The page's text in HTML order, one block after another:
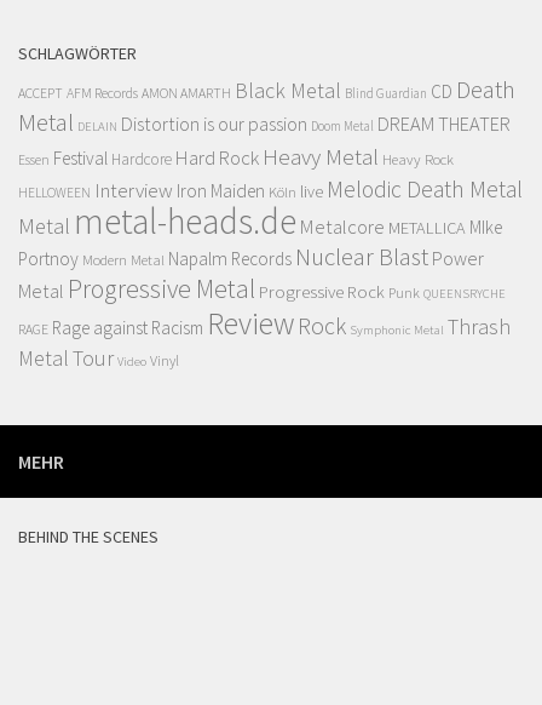
SCHLAGWÖRTER
ACCEPT AFM Records AMON AMARTH Black Metal Blind Guardian CD Death
Metal DELAIN Distortion is our passion Doom Metal DREAM THEATER
Essen Festival Hardcore Hard Rock Heavy Metal Heavy Rock
HELLOWEEN Interview Iron Maiden Köln live Melodic Death Metal
Metal metal-heads.de Metalcore METALLICA MIke
Portnoy Modern Metal Napalm Records Nuclear Blast Power
Metal Progressive Metal Progressive Rock Punk QUEENSRYCHE
RAGE Rage against Racism Review Rock Symphonic Metal Thrash
MetalTour Video Vinyl
MEHR
BEHIND THE SCENES